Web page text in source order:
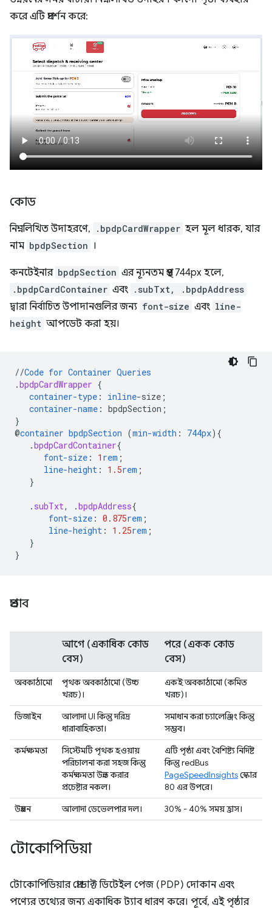
করে এটি প্রদর্শন করে:
কোড
নিম্নলিখিত উদাহরণে, .bpdpCardWrapper হল মূল ধারক, যার
নাম bpdpSection ।
কনটেইনার bpdpSection এর ন্যূনতম প্রস্থ 744px হলে,
.bpdpCardContainer এবং .subTxt, .bpdpAddress
দ্বারা নির্বাচিত উপাদানগুলির জন্য font-size এবং line-
height আপডেট করা হয়।
//Code for Container Queries
.bpdpCardWrapper {
container-type : inline-size ;
container-name : bpdpSection ;
}
@container bpdpSection (min-width : 744px) {
.bpdpCardContainer{
font-size : 1 rem ;
line-height : 1.5rem ;
}
. subTxt, .bpdpAddress{
font-size : 0.875rem ;
line-height : 1.25rem ;
}
}
প্রভাব
আগে (একাধিক কোড
বেস)
পরে(একক কোড
বেস)
অবকাঠামো
পৃথক অবকাঠামো (উচ্চ
খরচ)।
একই অবকাঠামো (কমিত
খরচ)।
ডিজাইন
আলাদা UI কিন্তু দরিদ্র
ধারাবাহিকতা।
সমাধান করা চ্যালেঞ্জিং কিন্তু
সম্ভব।
কর্মক্ষমতা
সিস্টেমটি পৃথক হওয়ায়
পরিচালনা করা সহজ কিন্তু
কর্মক্ষমতা উন্নত করার
প্রচেষ্টার নকল।
এটি পৃষ্ঠা এবং বৈশিষ্ট্য নির্দিষ্ট
কিন্তু redBus
PageSpeedInsightsস্কোর
80 এর উপরে।
উন্নয়ন
আলাদা ডেভেলপার দল। 30% - 40% সময় হ্রাস।
টোকোপিডিয়া
টোকোপিডিয়ার প্রোডাক্ট ডিটেইল পেজ (PDP) দোকান এবং
পণ্যের তথ্যের জন্য একাধিক ট্যাব ধারণ করে। পূর্বে, এই পৃষ্ঠার